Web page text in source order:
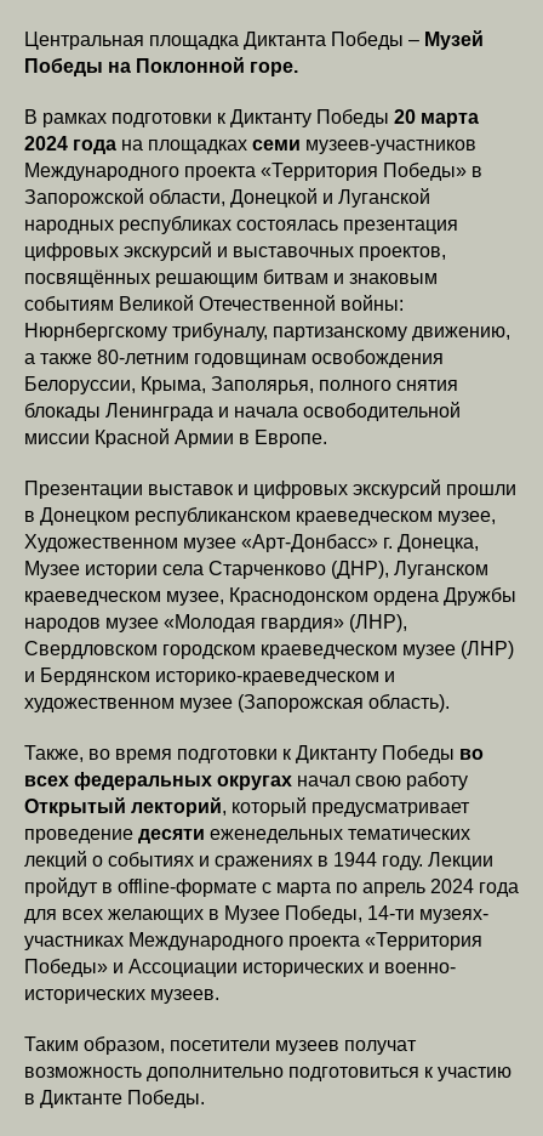
Центральная площадка Диктанта Победы – Музей
Победы на Поклонной горе.
В рамках подготовки к Диктанту Победы 20 марта
2024 года на площадках семи музеев-участников
Международного проекта «Территория Победы» в
Запорожской области, Донецкой и Луганской
народных республиках состоялась презентация
цифровых экскурсий и выставочных проектов,
посвящённых решающим битвам и знаковым
событиям Великой Отечественной войны:
Нюрнбергскому трибуналу, партизанскому движению,
а также 80-летним годовщинам освобождения
Белоруссии, Крыма, Заполярья, полного снятия
блокады Ленинграда и начала освободительной
миссии Красной Армии в Европе.
Презентации выставок и цифровых экскурсий прошли
в Донецком республиканском краеведческом музее,
Художественном музее «Арт-Донбасс» г. Донецка,
Музее истории села Старченково (ДНР), Луганском
краеведческом музее, Краснодонском ордена Дружбы
народов музее «Молодая гвардия» (ЛНР),
Свердловском городском краеведческом музее (ЛНР)
и Бердянском историко-краеведческом и
художественном музее (Запорожская область).
Также, во время подготовки к Диктанту Победы во
всех федеральных округах начал свою работу
Открытый лекторий, который предусматривает
проведение десяти еженедельных тематических
лекций о событиях и сражениях в 1944 году. Лекции
пройдут в offline-формате с марта по апрель 2024 года
для всех желающих в Музее Победы, 14-ти музеях-
участниках Международного проекта «Территория
Победы» и Ассоциации исторических и военно-
исторических музеев.
Таким образом, посетители музеев получат
возможность дополнительно подготовиться к участию
в Диктанте Победы.